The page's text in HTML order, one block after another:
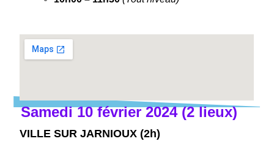
Samedi 10 février 2024 (2 lieux)
VILLE SUR JARNIOUX (2h)